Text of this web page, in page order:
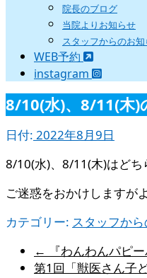
院長のブログ
当院よりお知らせ
スタッフからのお
WEB予約
instagram
8/10(水)、8/11(木)
日付: 2022年8月9日
8/10(水)、8/11(木)はどち
ご迷惑をおかけしますが
カテゴリー: スタッフか
←
『わんわんパピ
第1回「獣医さん子